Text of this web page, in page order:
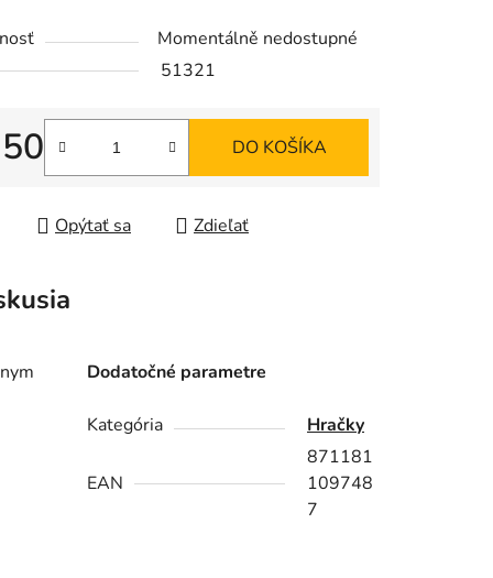
Momentálně nedostupné
51321
cena:
DO KOŠÍKA
Opýtať sa Zdieľať
Dodatočné parametre
Kategória Hračky
EAN
871181
109748
7